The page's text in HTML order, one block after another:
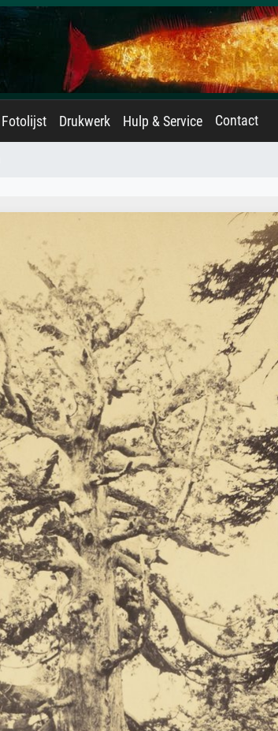
Fotolijst Drukwerk Hulp & Service Contact